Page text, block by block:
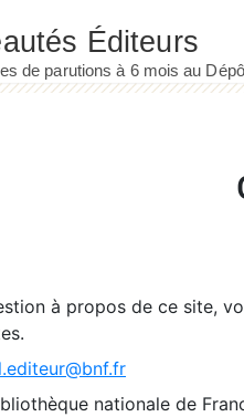
à propos de ce site,
nationale de